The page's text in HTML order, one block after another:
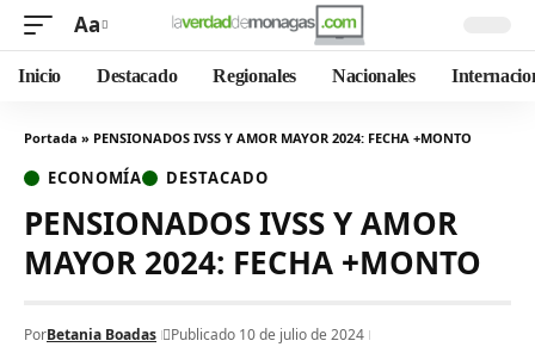
Aa
Inicio Destacado Regionales Nacionales
Portada » PENSIONADOS IVSS Y AMOR MAYOR 2024: FECHA +MONTO
ECONOMÍA DESTACADO
PENSIONADOS IVSS Y AMOR
MAYOR 2024: FECHA +MONTO
PorBetania Boadas
Publicado 10 de julio de 2024